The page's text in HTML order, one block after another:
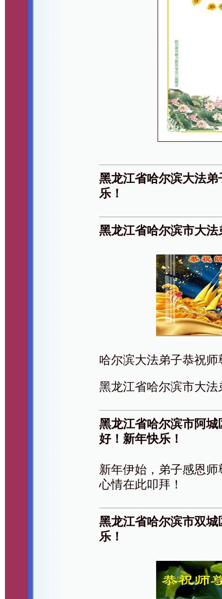
黑龙江省哈尔滨大法
乐！
黑龙江省哈尔滨市大
哈尔滨大法弟子恭祝
黑龙江省哈尔滨市大法
黑龙江省哈尔滨市阿
好！新年快乐！
新年伊始，弟子感恩
心情在此叩拜！
黑龙江省哈尔滨市双
乐！